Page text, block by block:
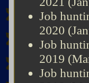
Job
2020
Job
2019
Job